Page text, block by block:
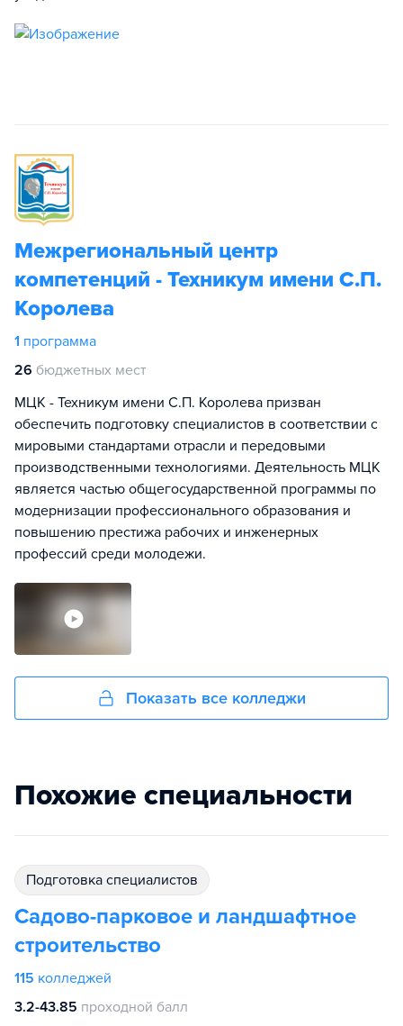
Межрегиональный центр
компетенций - Техникум имени С.П.
Королева
1 программа
26 бюджетных мест
МЦК - Техникум имени С.П. Королева призван
обеспечить подготовку специалистов в соответствии с
мировыми стандартами отрасли и передовыми
производственными технологиями. Деятельность МЦК
является частью общегосударственной программы по
модернизации профессионального образования и
повышению престижа рабочих и инженерных
профессий среди молодежи.
Показать все колледжи
Похожие специальности
подготовка специалистов
Садово-парковое и ландшафтное
строительство
115 колледжей
3.2-43.85 проходной балл